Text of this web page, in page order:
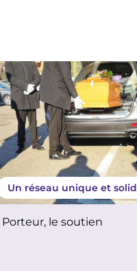
Un réseau unique et
Porteur, le soutien